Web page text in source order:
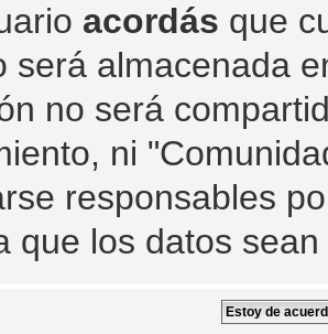
acordás que
será almacenada
no será
ni
responsables
que los datos